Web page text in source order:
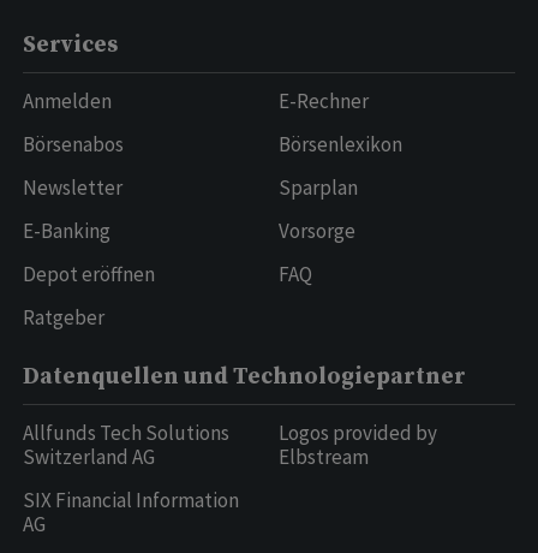
Services
Anmelden
Börsenabos
Newsletter
E-Banking
Depot eröffnen
Ratgeber
E-Rechner
Börsenlexikon
Sparplan
Vorsorge
FAQ
Datenquellen und Technologiepartner
Allfunds Tech Solutions
Switzerland AG
SIX Financial Information
AG
Logos provided by
Elbstream